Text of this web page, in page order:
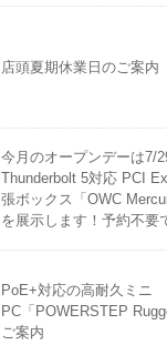
店頭夏期休業日のご案内
今月のオープンデーは7/
Thunderbolt 5対応 PCI
張ボックス「OWC
を展示します！予約不要
PoE+対応の高耐久ミニ
PC「POWERSTEP
ご案内